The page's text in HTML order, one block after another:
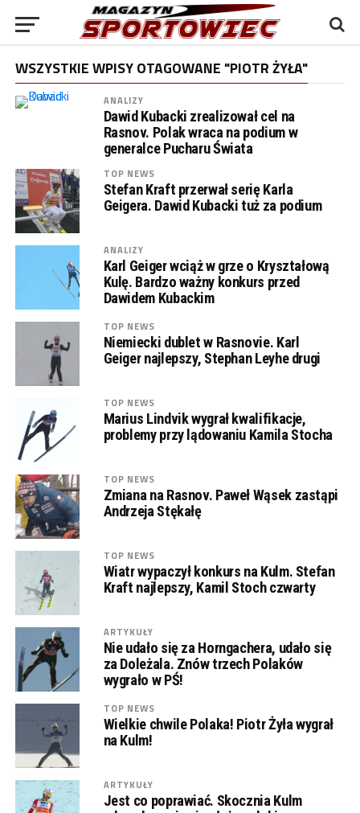
WSZYSTKIE WPISY OTAGOWANE "PIOTR ŻYŁA"
ANALIZY
Dawid Kubacki zrealizował cel na
Rasnov. Polak wraca na podium w
generalce Pucharu Świata
TOP NEWS
Stefan Kraft przerwał serię Karla
Geigera. Dawid Kubacki tuż za podium
ANALIZY
Karl Geiger wciąż w grze o Kryształową
Kulę. Bardzo ważny konkurs przed
Dawidem Kubackim
TOP NEWS
Niemiecki dublet w Rasnovie. Karl
Geiger najlepszy, Stephan Leyhe drugi
TOP NEWS
Marius Lindvik wygrał kwalifikacje,
problemy przy lądowaniu Kamila Stocha
TOP NEWS
Zmiana na Rasnov. Paweł Wąsek zastąpi
Andrzeja Stękałę
TOP NEWS
Wiatr wypaczył konkurs na Kulm. Stefan
Kraft najlepszy, Kamil Stoch czwarty
ARTYKUŁY
Nie udało się za Horngachera, udało się
za Doleżala. Znów trzech Polaków
wygrało w PŚ!
TOP NEWS
Wielkie chwile Polaka! Piotr Żyła wygrał
na Kulm!
ARTYKUŁY
Jest co poprawiać. Skocznia Kulm